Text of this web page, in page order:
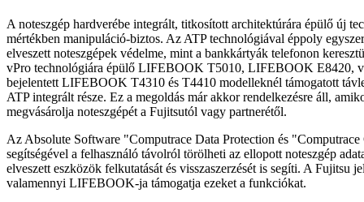
A noteszgép hardverébe integrált, titkosított architektúrára épülő új
mértékben manipuláció-biztos. Az ATP technológiával éppoly
elveszett noteszgépek védelme, mint a bankkártyák telefonon
vPro technológiára épülő LIFEBOOK T5010, LIFEBOOK E8420,
bejelentett LIFEBOOK T4310 és T4410 modelleknél támogatott
ATP integrált része. Ez a megoldás már akkor rendelkezésre áll,
megvásárolja noteszgépét a Fujitsutól vagy partnerétől.
Az Absolute Software "Computrace Data Protection és "Computrace
segítségével a felhasználó távolról törölheti az ellopott noteszgép
elveszett eszközök felkutatását és visszaszerzését is segíti. A Fujitsu
valamennyi LIFEBOOK-ja támogatja ezeket a funkciókat.